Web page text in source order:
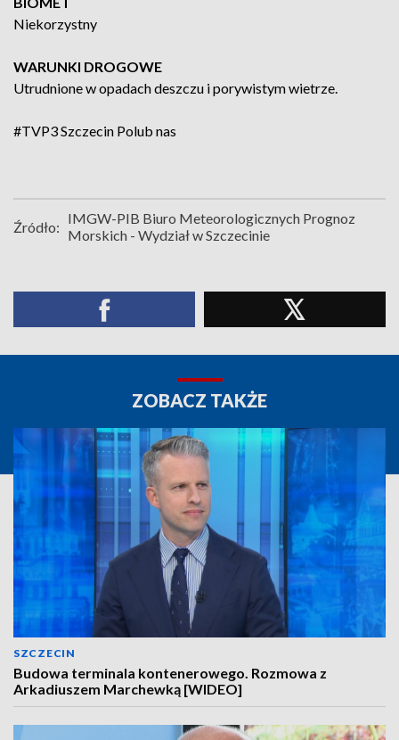
Niekorzystny
WARUNKI DROGOWE
Utrudnione w opadach deszczu i porywistym wietrze.
#TVP3 Szczecin Polub nas
Źródło: IMGW-PIB Biuro Meteorologicznych Prognoz
Morskich - Wydział w Szczecinie
ZOBACZ TAKŻE
SZCZECIN
Budowa terminala kontenerowego. Rozmowa z
Arkadiuszem Marchewką [WIDEO]